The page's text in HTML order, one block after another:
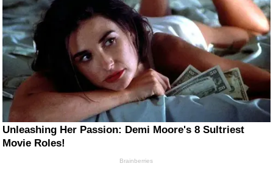
Unleashing Her Passion: Demi Moore's 8 Sultriest
Movie Roles!
Brainberries